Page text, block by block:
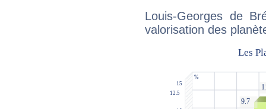
Louis-Georges de
valorisation des